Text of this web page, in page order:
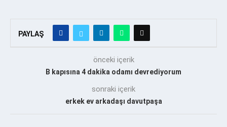
PAYLAŞ
önceki içerik
B kapısına 4 dakika odamı devrediyorum
sonraki içerik
erkek ev arkadaşı davutpaşa